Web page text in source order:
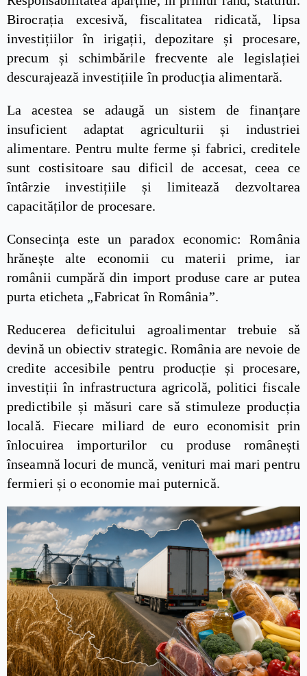
Birocrația excesivă, fiscalitatea ridicată, lipsa
investițiilor în irigații, depozitare și procesare,
precum și schimbările frecvente ale legislației
descurajează investițiile în producția alimentară.
La acestea se adaugă un sistem de finanțare
insuficient adaptat agriculturii și industriei
alimentare. Pentru multe ferme și fabrici, creditele
sunt costisitoare sau dificil de accesat, ceea ce
întârzie investițiile și limitează dezvoltarea
capacităților de procesare.
Consecința este un paradox economic: România
hrănește alte economii cu materii prime, iar
românii cumpără din import produse care ar putea
purta eticheta „Fabricat în România”.
Reducerea deficitului agroalimentar trebuie să
devină un obiectiv strategic. România are nevoie de
credite accesibile pentru producție și procesare,
investiții în infrastructura agricolă, politici fiscale
predictibile și măsuri care să stimuleze producția
locală. Fiecare miliard de euro economisit prin
înlocuirea importurilor cu produse românești
înseamnă locuri de muncă, venituri mai mari pentru
fermieri și o economie mai puternică.